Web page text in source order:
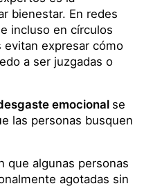
expresar cómo
a ser juzgadas o
emocionalse
las personas busquen
que algunas personas
agotadas sin
descanso,
su estilo de vida.